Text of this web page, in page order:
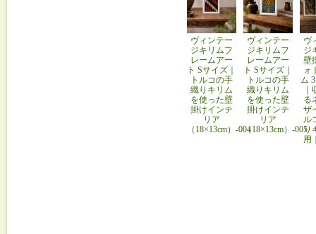
ヴィンテー
ジキリムフ
レームアー
ト Sサイズ｜
トルコの手
織りキリム
を使った壁
掛けインテ
リア
（18×13cm）-004
ヴィンテー
ジキリムフ
レームアー
ト Sサイズ｜
トルコの手
織りキリム
を使った壁
掛けインテ
リア
（18×13cm）-005
ヴ
ジ
壁
ォ
ム
る
ザ
ル
り
用